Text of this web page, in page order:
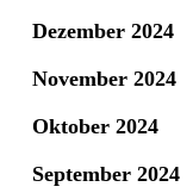
Dezember 2024
November 2024
Oktober 2024
September 2024